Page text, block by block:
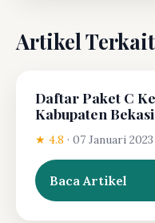
Artikel Terkait
Daftar Paket C
Kabupaten Bekasi
★ 4.8 · 07 Januari 2023
Baca Artikel